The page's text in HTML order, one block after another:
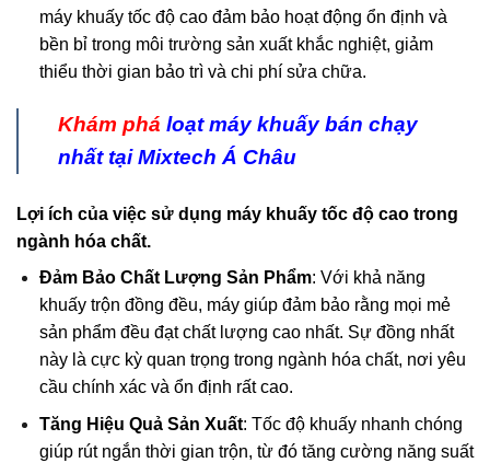
máy khuấy tốc độ cao đảm bảo hoạt động ổn định và
bền bỉ trong môi trường sản xuất khắc nghiệt, giảm
thiểu thời gian bảo trì và chi phí sửa chữa.
Khám phá loạtmáy khuấybán chạy
nhất tại Mixtech Á Châu
Lợi ích của việc sử dụng máy khuấy tốc độ cao trong
ngành hóa chất.
Đảm Bảo Chất Lượng Sản Phẩm: Với khả năng
khuấy trộn đồng đều, máy giúp đảm bảo rằng mọi mẻ
sản phẩm đều đạt chất lượng cao nhất. Sự đồng nhất
này là cực kỳ quan trọng trong ngành hóa chất, nơi yêu
cầu chính xác và ổn định rất cao.
Tăng Hiệu Quả Sản Xuất: Tốc độ khuấy nhanh chóng
giúp rút ngắn thời gian trộn, từ đó tăng cường năng suất